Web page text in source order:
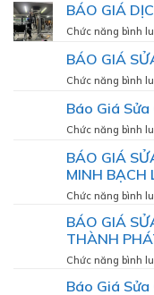
BÁO GIÁ
Chức năng bình
BÁO GIÁ
Chức năng bình
Báo Giá
Chức năng bình
BÁO GIÁ
MINH BẠCH
Chức năng bình
BÁO GIÁ
THÀNH
Chức năng bình
Báo Giá